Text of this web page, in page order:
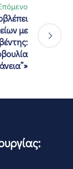
με